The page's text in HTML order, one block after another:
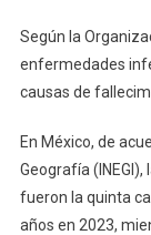
Según la
enfermedades
causas de
En México, de
Geografía
fueron la quinta
años en 2023,